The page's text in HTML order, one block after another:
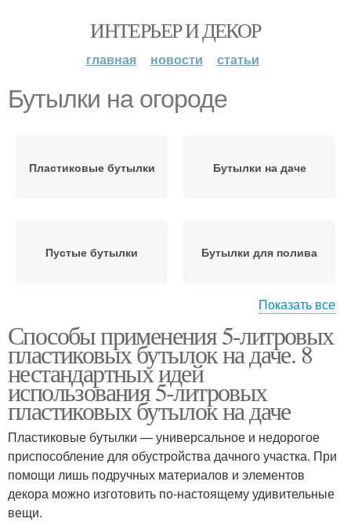
ИНТЕРЬЕР И ДЕКОР
главная новости статьи
Бутылки на огороде
Пластиковые бутылки Бутылки на даче
Пустые бутылки Бутылки для полива
Бутылки в
строительстве
Поделки из бутылок
Поделки из
пластиковых бутылок
Бутылки для сада
Поделка из
Показать все
Способы применения 5-литровых
пластиковых бутылок на даче. 8
нестандартных идей
использования 5-литровых
пластиковых бутылок на даче
Пластиковые бутылки — универсальное и недорогое
приспособление для обустройства дачного участка. При
помощи лишь подручных материалов и элементов
декора можно изготовить по-настоящему удивительные
вещи.